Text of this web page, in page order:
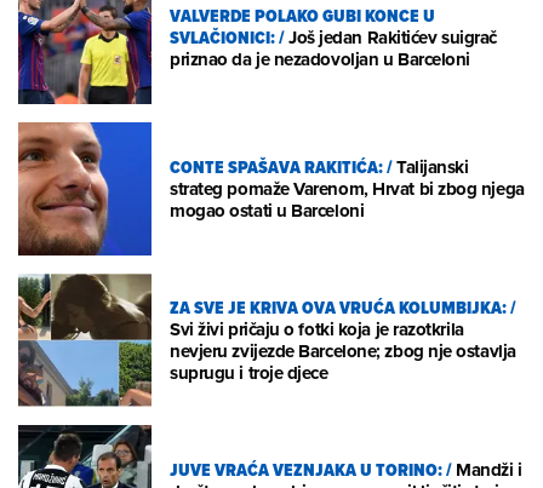
VALVERDE POLAKO GUBI KONCE U
SVLAČIONICI:/Još jedan Rakitićev suigrač
priznao da je nezadovoljan u Barceloni
CONTE SPAŠAVA RAKITIĆA:/Talijanski
strateg pomaže Varenom, Hrvat bi zbog njega
mogao ostati u Barceloni
ZA SVE JE KRIVA OVA VRUĆA KOLUMBIJKA:/
Svi živi pričaju o fotki koja je razotkrila
nevjeru zvijezde Barcelone; zbog nje ostavlja
suprugu i troje djece
JUVE VRAĆA VEZNJAKA U TORINO:/Mandži i